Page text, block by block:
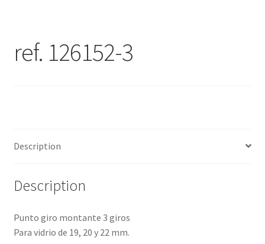
ref. 126152-3
Description
Description
Punto giro montante 3 giros
Para vidrio de 19, 20 y 22 mm.